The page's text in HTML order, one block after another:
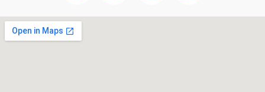
c
e
b
n u v